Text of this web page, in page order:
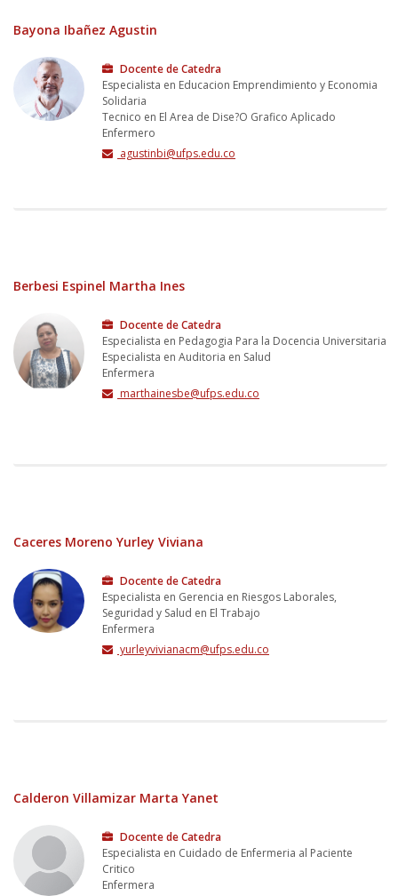
Bayona Ibañez Agustin
Docente de Catedra
Especialista en Educacion Emprendimiento y Economia
Solidaria
Tecnico en El Area de Dise?O Grafico Aplicado
Enfermero
agustinbi@ufps.edu.co
Berbesi Espinel Martha Ines
Docente de Catedra
Especialista en Pedagogia Para la Docencia Universitaria
Especialista en Auditoria en Salud
Enfermera
marthainesbe@ufps.edu.co
Caceres Moreno Yurley Viviana
Docente de Catedra
Especialista en Gerencia en Riesgos Laborales,
Seguridad y Salud en El Trabajo
Enfermera
yurleyvivianacm@ufps.edu.co
Calderon Villamizar Marta Yanet
Docente de Catedra
Especialista en Cuidado de Enfermeria al Paciente
Critico
Enfermera